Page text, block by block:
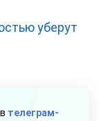
уберут
телеграм-